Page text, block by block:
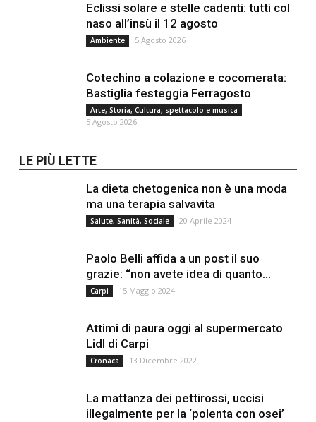
Eclissi solare e stelle cadenti: tutti col
naso all’insù il 12 agosto
Ambiente 5 Agosto 2026
Cotechino a colazione e cocomerata:
Bastiglia festeggia Ferragosto
Arte, Storia, Cultura, spettacolo e musica
5 Agosto 2026
LE PIÙ LETTE
La dieta chetogenica non è una moda
ma una terapia salvavita
Salute, Sanità, Sociale 20 Aprile 2024
Paolo Belli affida a un post il suo
grazie: “non avete idea di quanto...
Carpi 15 Maggio 2024
Attimi di paura oggi al supermercato
Lidl di Carpi
Cronaca 13 Dicembre 2022
La mattanza dei pettirossi, uccisi
illegalmente per la ‘polenta con osei’